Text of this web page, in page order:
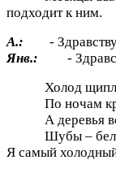
подходит к ним.
А.: -
Янв.: -
Холод
По ночам
А деревья
Шубы –
Я самый